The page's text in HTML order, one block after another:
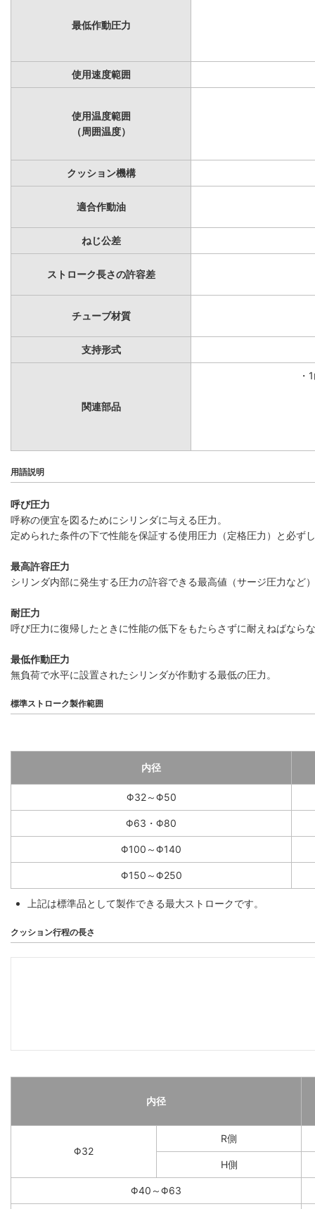
最低作動圧力
使用速度範囲
使用温度範囲
（周囲温度）
クッション機構
適合作動油
ねじ公差
ストローク長さの許容差
チューブ材質
支持形式
関連部品
・
用語説明
呼び圧力
呼称の便宜を図るためにシリンダに与える圧力。
定められた条件の下で性能を保証する使用圧力（定格圧力）と必ず
最高許容圧力
シリンダ内部に発生する圧力の許容できる最高値（サージ圧力など
耐圧力
呼び圧力に復帰したときに性能の低下をもたらさずに耐えねばなら
最低作動圧力
無負荷で水平に設置されたシリンダが作動する最低の圧力。
標準ストローク製作範囲
内径
Φ32～Φ50
Φ63・Φ80
Φ100～Φ140
Φ150～Φ250
上記は標準品として製作できる最大ストロークです。
クッション行程の長さ
内径
Φ32
R側
H側
Φ40～Φ63